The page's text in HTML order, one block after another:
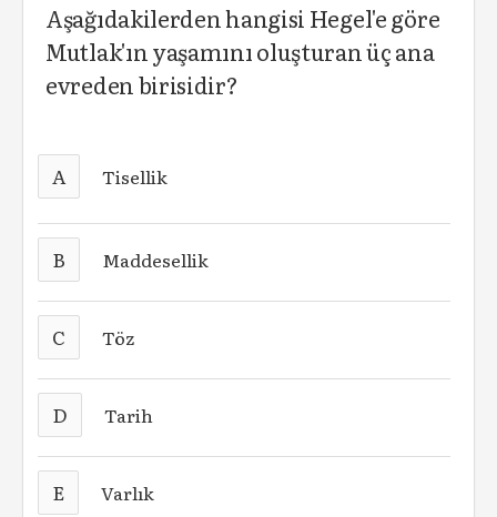
Aşağıdakilerden hangisi Hegel'e göre
Mutlak'ın yaşamını oluşturan üç ana
evreden birisidir?
A Tisellik
B Maddesellik
C Töz
D Tarih
E Varlık